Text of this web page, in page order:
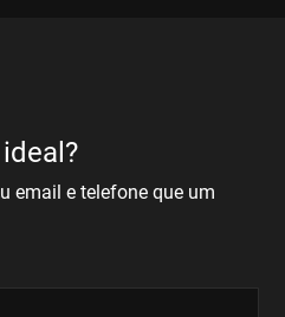
email e telefone que um